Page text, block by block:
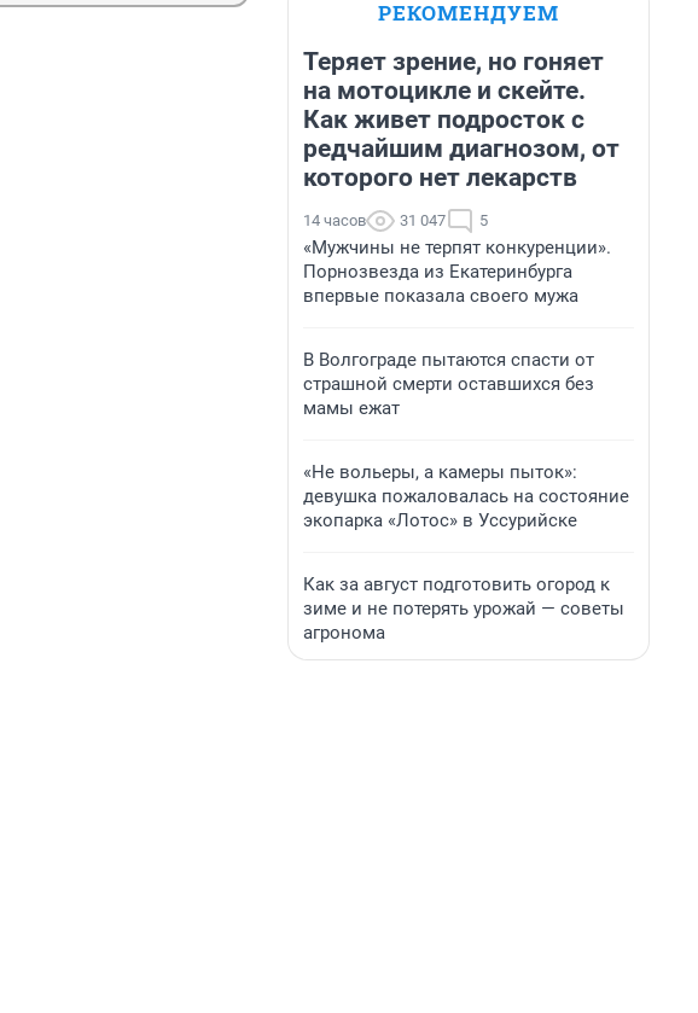
РЕКОМЕНДУЕМ
Теряет зрение, но гоняет
на мотоцикле и скейте.
Как живет подросток с
редчайшим диагнозом, от
которого нет лекарств
14 часов 31 047 5
«Мужчины не терпят конкуренции».
Порнозвезда из Екатеринбурга
впервые показала своего мужа
В Волгограде пытаются спасти от
страшной смерти оставшихся без
мамы ежат
«Не вольеры, а камеры пыток»:
девушка пожаловалась на состояние
экопарка «Лотос» в Уссурийске
Как за август подготовить огород к
зиме и не потерять урожай — советы
агронома